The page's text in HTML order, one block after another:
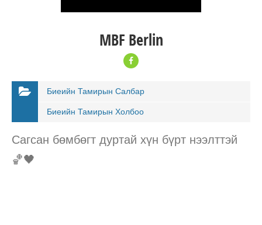
MBF Berlin
Биеийн Тамирын Салбар
Биеийн Тамирын Холбоо
Сагсан бөмбөгт дуртай хүн бүрт нээлттэй
🏀🖤